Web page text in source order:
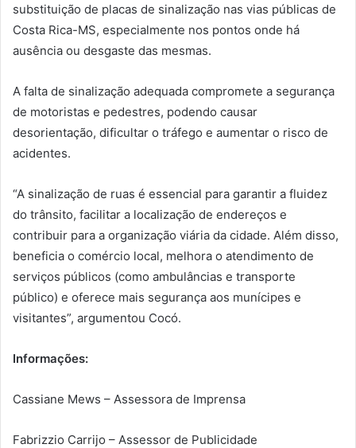
substituição de placas de sinalização nas vias públicas de
Costa Rica-MS, especialmente nos pontos onde há
ausência ou desgaste das mesmas.
A falta de sinalização adequada compromete a segurança
de motoristas e pedestres, podendo causar
desorientação, dificultar o tráfego e aumentar o risco de
acidentes.
“A sinalização de ruas é essencial para garantir a fluidez
do trânsito, facilitar a localização de endereços e
contribuir para a organização viária da cidade. Além disso,
beneficia o comércio local, melhora o atendimento de
serviços públicos (como ambulâncias e transporte
público) e oferece mais segurança aos munícipes e
visitantes”, argumentou Cocó.
Informações:
Cassiane Mews – Assessora de Imprensa
Fabrizzio Carrijo – Assessor de Publicidade